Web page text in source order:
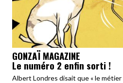
GONZAÏ MAGAZINE
Le numéro 2 enfin sorti !
Albert Londres disait que « le métier